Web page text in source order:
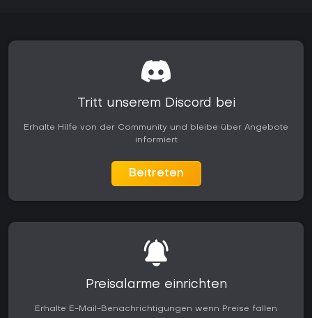
Tritt unserem Discord bei
Erhalte Hilfe von der Community und bleibe über Angebote
informiert
Beitreten
Preisalarme einrichten
Erhalte E-Mail-Benachrichtigungen wenn Preise fallen